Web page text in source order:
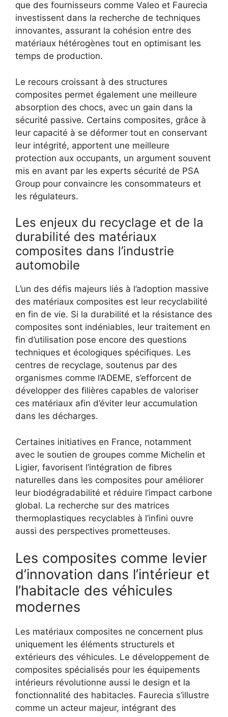
que des fournisseurs comme Valeo et Faurecia
investissent dans la recherche de techniques
innovantes, assurant la cohésion entre des
matériaux hétérogènes tout en optimisant les
temps de production.
Le recours croissant à des structures
composites permet également une meilleure
absorption des chocs, avec un gain dans la
sécurité passive. Certains composites, grâce à
leur capacité à se déformer tout en conservant
leur intégrité, apportent une meilleure
protection aux occupants, un argument souvent
mis en avant par les experts sécurité de PSA
Group pour convaincre les consommateurs et
les régulateurs.
Les enjeux du recyclage et de la
durabilité des matériaux
composites dans l’industrie
automobile
L’un des défis majeurs liés à l’adoption massive
des matériaux composites est leur recyclabilité
en fin de vie. Si la durabilité et la résistance des
composites sont indéniables, leur traitement en
fin d’utilisation pose encore des questions
techniques et écologiques spécifiques. Les
centres de recyclage, soutenus par des
organismes comme l’ADEME, s’efforcent de
développer des filières capables de valoriser
ces matériaux afin d’éviter leur accumulation
dans les décharges.
Certaines initiatives en France, notamment
avec le soutien de groupes comme Michelin et
Ligier, favorisent l’intégration de fibres
naturelles dans les composites pour améliorer
leur biodégradabilité et réduire l’impact carbone
global. La recherche sur des matrices
thermoplastiques recyclables à l’infini ouvre
aussi des perspectives prometteuses.
Les composites comme levier
d’innovation dans l’intérieur et
l’habitacle des véhicules
modernes
Les matériaux composites ne concernent plus
uniquement les éléments structurels et
extérieurs des véhicules. Le développement de
composites spécialisés pour les équipements
intérieurs révolutionne aussi le design et la
fonctionnalité des habitacles. Faurecia s’illustre
comme un acteur majeur, intégrant des